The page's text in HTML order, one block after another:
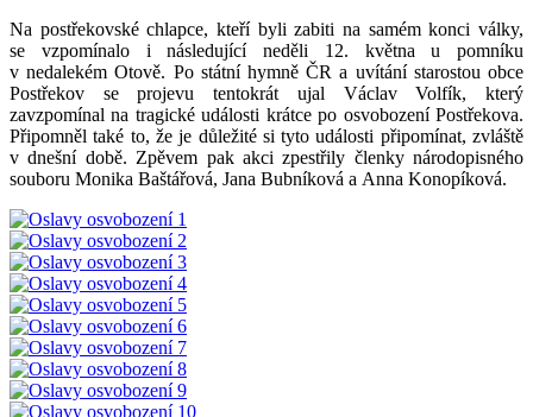
Na postřekovské chlapce, kteří byli zabiti na samém konci války,
se vzpomínalo i následující neděli 12. května u pomníku
v nedalekém Otově. Po státní hymně ČR a uvítání starostou obce
Postřekov se projevu tentokrát ujal Václav Volfík, který
zavzpomínal na tragické události krátce po osvobození Postřekova.
Připomněl také to, že je důležité si tyto události připomínat, zvláště
v dnešní době. Zpěvem pak akci zpestřily členky národopisného
souboru Monika Baštářová, Jana Bubníková a Anna Konopíková.